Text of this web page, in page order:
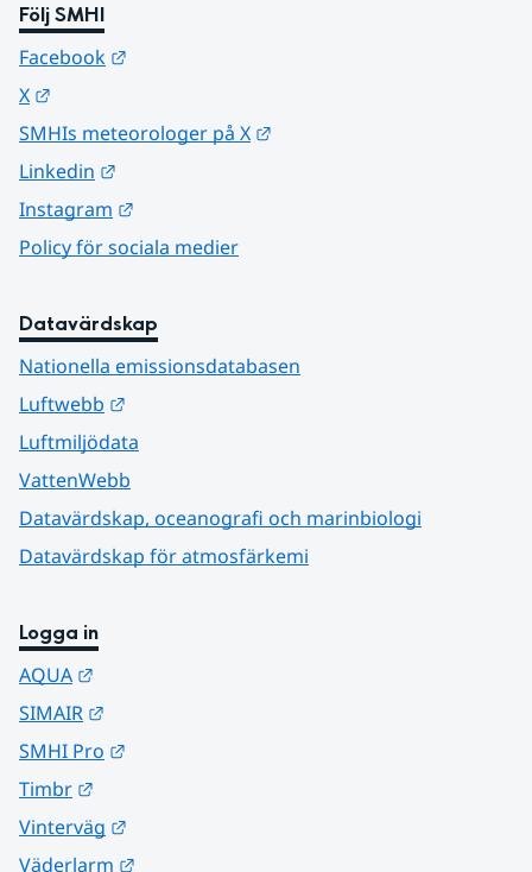
Följ SMHI
Facebook
X
SMHIs meteorologer på X
Linkedin
Instagram
Policy för sociala medier
Datavärdskap
Nationella emissionsdatabasen
Luftwebb
Luftmiljödata
VattenWebb
Datavärdskap, oceanografi och marinbiologi
Datavärdskap för atmosfärkemi
Logga in
AQUA
SIMAIR
SMHI Pro
Timbr
Vinterväg
Väderlarm